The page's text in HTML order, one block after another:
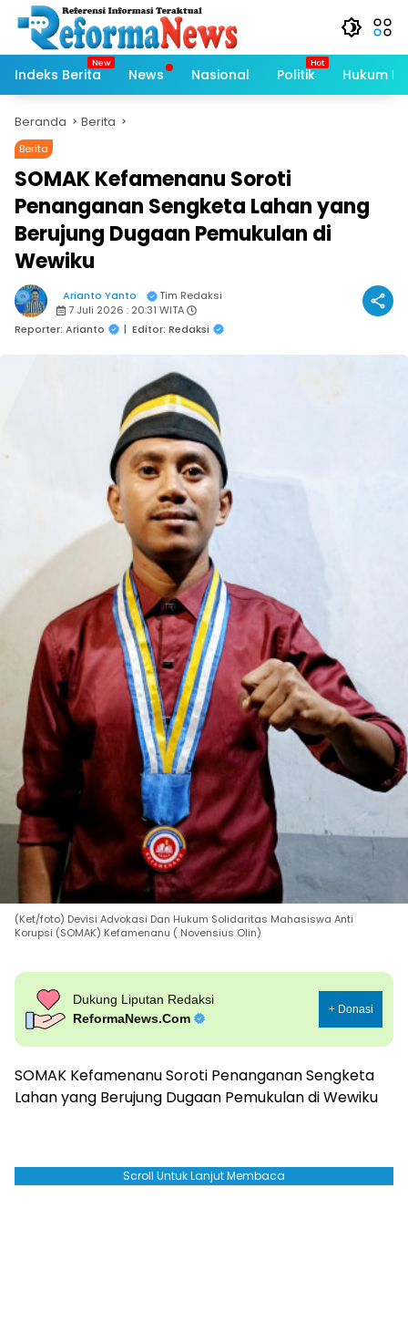
Langsung
konten
Indeks Berita
News Nasional Politik Hukum
Beranda Berita
Berita
SOMAK Kefamenanu Soroti
Penanganan Sengketa Lahan yang
Berujung Dugaan Pemukulan di
Wewiku
Arianto Yanto
Tim Redaksi
7 Juli 2026 : 20:31 WITA
Reporter: Arianto
| Editor: Redaksi
(Ket/foto) Devisi Advokasi Dan Hukum Solidaritas Mahasiswa Anti
Korupsi (SOMAK) Kefamenanu ( Novensius Olin)
Dukung Liputan Redaksi
ReformaNews.Com
+ Donasi
SOMAK Kefamenanu Soroti Penanganan Sengketa
Lahan yang Berujung Dugaan Pemukulan di Wewiku
Scroll Untuk Lanjut Membaca